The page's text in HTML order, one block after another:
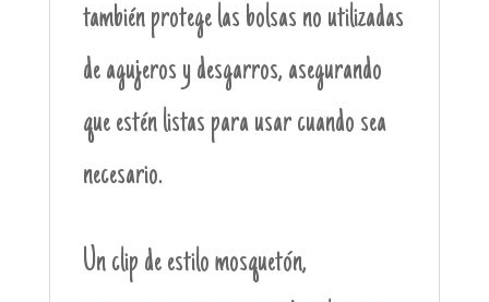
también protege las bolsas no utilizadas
de agujeros y desgarros, asegurando
que estén listas para usar cuando sea
necesario.
Un clip de estilo mosquetón,